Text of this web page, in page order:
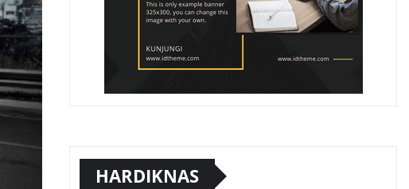
HARDIKNAS